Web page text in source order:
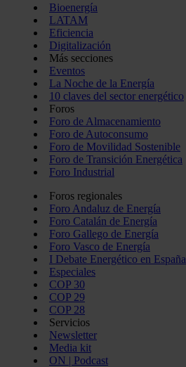
Bioenergía
LATAM
Eficiencia
Digitalización
Más secciones
Eventos
La Noche de la Energía
10 claves del sector energético
Foros
Foro de Almacenamiento
Foro de Autoconsumo
Foro de Movilidad Sostenible
Foro de Transición Energética
Foro Industrial
Foros regionales
Foro Andaluz de Energía
Foro Catalán de Energía
Foro Gallego de Energía
Foro Vasco de Energía
I Debate Energético en España
Especiales
COP 30
COP 29
COP 28
Servicios
Newsletter
Media kit
ON | Podcast